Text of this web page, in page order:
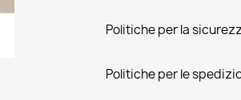
Politiche per la
Politiche per le